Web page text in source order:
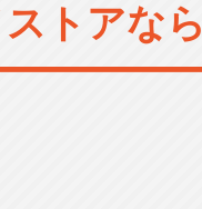
トアなら